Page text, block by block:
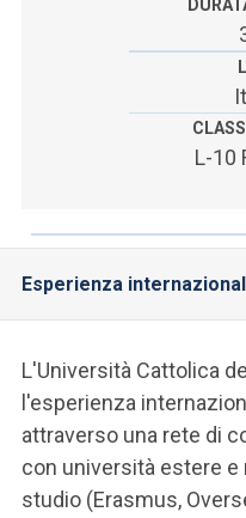
SEI UN DOCENTE O UN MEMBRO
ACCEDI A CLOUDMAIL
L-10
Esperienza
L'Università Cattolica
l'esperienza
attraverso una rete di
con università estere
studio (Erasmus,